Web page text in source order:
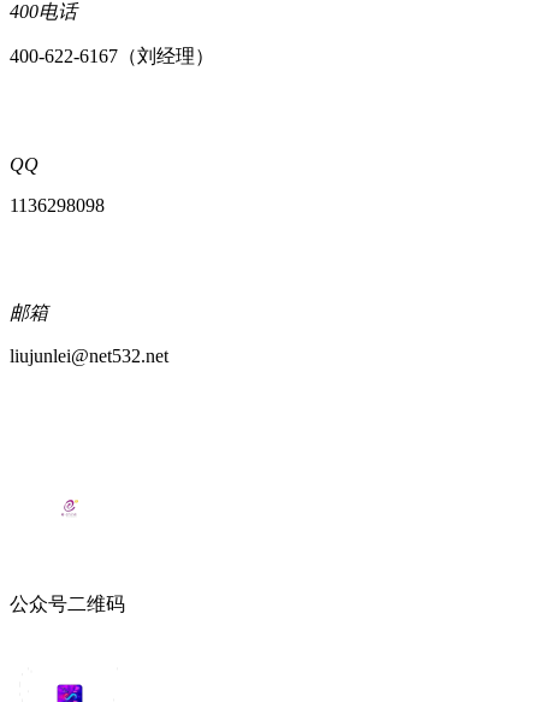
400电话
400-622-6167（刘经理）
QQ
1136298098
邮箱
liujunlei@net532.net
公众号二维码